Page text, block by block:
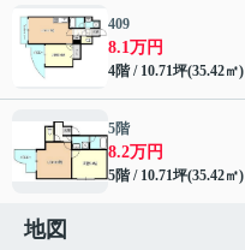
409
8.1万円
4階 / 10.71坪(35.42㎡)
5階
8.2万円
5階 / 10.71坪(35.42㎡)
地図